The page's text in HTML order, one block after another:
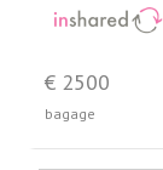
€ 2500
bagage